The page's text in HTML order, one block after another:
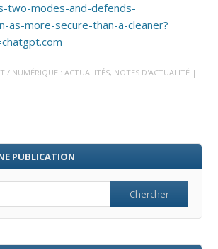
two-modes-and-defends-
as-more-secure-than-a-cleaner?
/ NUMÉRIQUE : ACTUALITÉS, NOTES D'ACTUALITÉ |
PUBLICATION